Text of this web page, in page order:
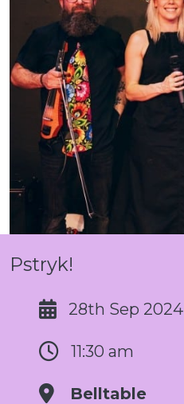
Pstryk!
28th Sep 2024
11:30 am
Belltable